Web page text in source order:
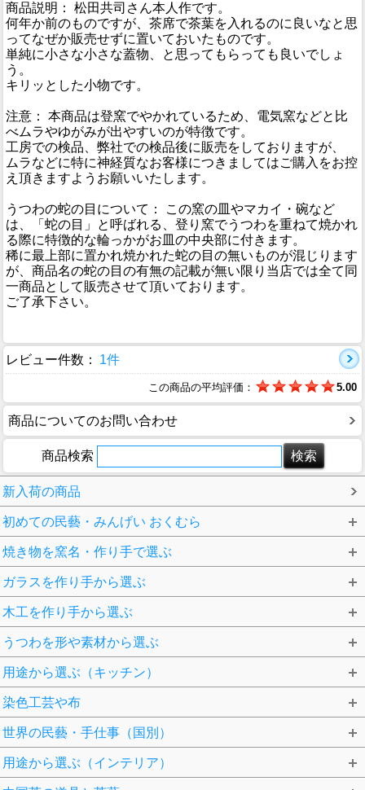
商品説明： 松田共司さん本人作です。
何年か前のものですが、茶席で茶葉を入れるのに良いなと思
ってなぜか販売せずに置いておいたものです。
単純に小さな小さな蓋物、と思ってもらっても良いでしょ
う。
キリッとした小物です。
注意： 本商品は登窯でやかれているため、電気窯などと比
べムラやゆがみが出やすいのが特徴です。
工房での検品、弊社での検品後に販売をしておりますが、
ムラなどに特に神経質なお客様につきましてはご購入をお控
え頂きますようお願いいたします。
うつわの蛇の目について： この窯の皿やマカイ・碗など
は、「蛇の目」と呼ばれる、登り窯でうつわを重ねて焼かれ
る際に特徴的な輪っかがお皿の中央部に付きます。
稀に最上部に置かれ焼かれた蛇の目の無いものが混じります
が、商品名の蛇の目の有無の記載が無い限り当店では全て同
一商品として販売させて頂いております。
ご了承下さい。
レビュー件数： 1件
この商品の平均評価： 5.00
商品についてのお問い合わせ
商品検索
新入荷の商品
初めての民藝・みんげい おくむら
焼き物を窯名・作り手で選ぶ
ガラスを作り手から選ぶ
木工を作り手から選ぶ
うつわを形や素材から選ぶ
用途から選ぶ（キッチン）
染色工芸や布
世界の民藝・手仕事（国別）
用途から選ぶ（インテリア）